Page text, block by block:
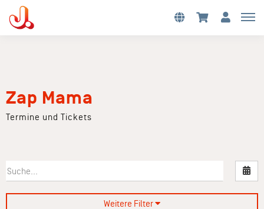
Zap Mama
Termine und Tickets
Weitere Filter